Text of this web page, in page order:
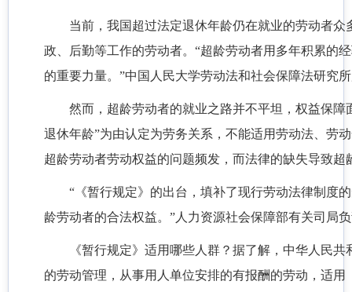
当前，我国超过法定退休年龄仍在就业的劳动者
政、后勤等工作的劳动者。“超龄劳动者用多年积累的
的重要力量。”中国人民大学劳动法和社会保障法研究
然而，超龄劳动者的就业之路并不平坦，权益保
退休年龄”为由认定为劳务关系，不能适用劳动法、劳
超龄劳动者劳动权益的问题频发，而法律的缺失导致超
“《暂行规定》的出台，填补了现行劳动法律制度
龄劳动者的合法权益。”人力资源社会保障部有关司局
《暂行规定》适用哪些人群？据了解，中华人民
的劳动管理，从事用人单位安排的有报酬的劳动，适